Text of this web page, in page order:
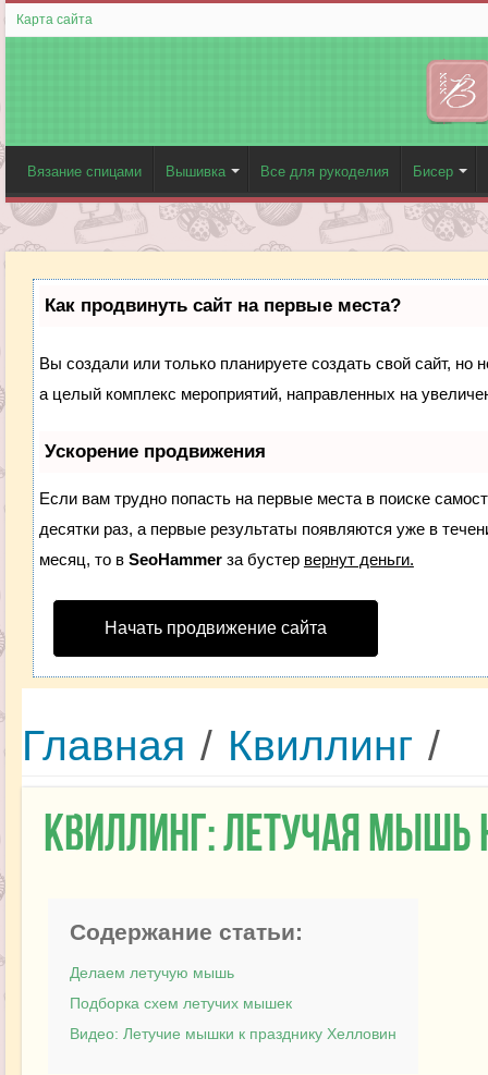
Карта сайта
Вязание спицами Вышивка Все для рукоделия Бисер
Как продвинуть сайт на первые места?
Вы создали или только планируете создать свой сайт, но
а целый комплекс мероприятий, направленных на
Ускорение продвижения
Если вам трудно попасть на первые места в поиске
десятки раз, а первые результаты появляются уже в
месяц, то в SeoHammerза бустер вернут деньги.
Начать продвижение сайта
Главная / Квиллинг /
Квиллинг: летучая мышь
Содержание статьи:
Делаем летучую мышь
Подборка схем летучих мышек
Видео: Летучие мышки к празднику Хелловин